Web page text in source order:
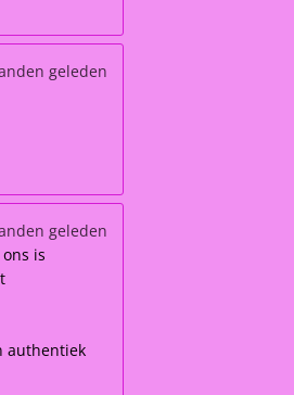
geleden
geleden
is
authentiek